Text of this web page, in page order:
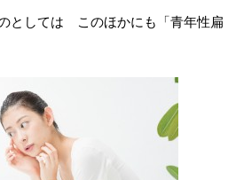
化プログラム
ァーストシミ取り
予防・治療・ケア知識
ばかす予防・治療・ケア知識
穴予防・治療・ケア知識
治療・ケア知識
紹介
友だち会員
ループ一覧
情報
としては このほかにも「青年性扁